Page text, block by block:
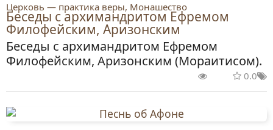
Церковь — практика веры, Монашество
Беседы с архимандритом Ефремом
Филофейским, Аризонским
Беседы с архимандритом Ефремом
Филофейским, Аризонским (Мораитисом).
0.0